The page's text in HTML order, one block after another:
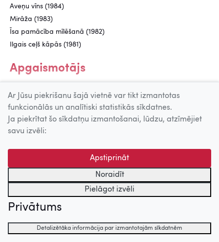
Aveņu vīns (1984)
Mirāža (1983)
Īsa pamācība mīlēšanā (1982)
Ilgais ceļš kāpās (1981)
Apgaismotājs
Uz augšu
© 2026 Nacionālais Kino centrs, Kultūras informācijas sistēmu
centrs. Sadarbības partneris: Latvijas Valsts
kinofotofonodokumentu arhīvs.
Ar Jūsu piekrišanu šajā vietnē var tikt izmantotas
funkcionālās un analītiski statistikās sīkdatnes.
Ja piekrītat šo sīkdatņu izmantošanai, lūdzu, atzīmējiet
savu izvēli:
Apstiprināt
Noraidīt
Pielāgot izvēli
Privātums
Detalizētāka informācija par izmantotajām sīkdatnēm